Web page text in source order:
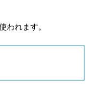
われます。